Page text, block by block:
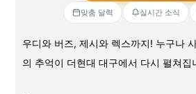
맞춤 달력 실시간 소식
우디와 버즈, 제시와 렉스까지! 누구나
의 추억이 더현대 대구에서 다시 펼쳐집